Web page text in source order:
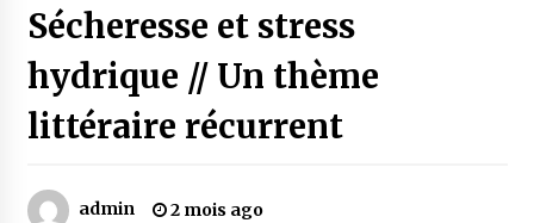
4 ans ago
Oum el Gaïla / L’ogresse du M’zab
4 ans ago
Sécheresse et stress
hydrique // Un thème
littéraire récurrent
admin 2 mois ago